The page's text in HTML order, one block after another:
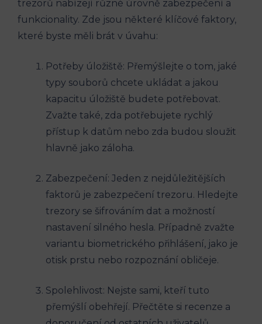
trezorů nabízejí různé úrovně zabezpečení a
funkcionality. Zde jsou některé klíčové faktory,
které byste měli brát v úvahu:
Potřeby úložiště: Přemýšlejte o tom, jaké
typy souborů chcete ukládat a jakou
kapacitu úložiště budete potřebovat.
Zvažte také, zda potřebujete rychlý
přístup k datům nebo zda budou sloužit
hlavně jako záloha.
Zabezpečení: Jeden z nejdůležitějších
faktorů je zabezpečení trezoru. Hledejte
trezory se šifrováním dat a možností
nastavení silného hesla. Případně zvažte
variantu biometrického přihlášení, jako je
otisk prstu nebo rozpoznání obličeje.
Spolehlivost: Nejste sami, kteří tuto
přemýšlí obehřejí. Přečtěte si recenze a